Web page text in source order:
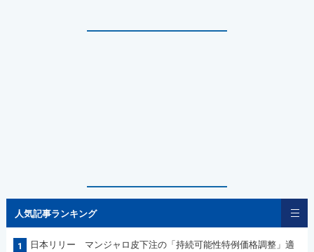
人気記事ランキング
1
日本リリー マンジャロ皮下注の「持続可能性特例価格調整」適